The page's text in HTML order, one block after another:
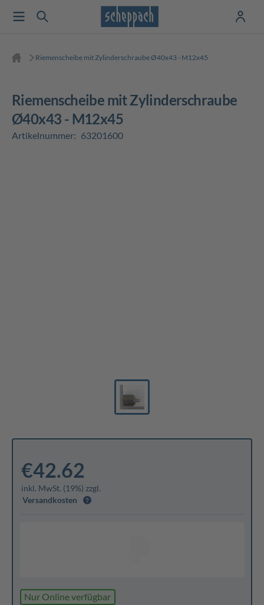
Riemenscheibe mit Zylinderschraube Ø40x43 - M12x45
Riemenscheibe mit Zylinderschraube
Ø40x43 - M12x45
Artikelnummer: 63201600
€42.62
inkl. MwSt. (19%) zzgl.
Versandkosten
Nur Online verfügbar